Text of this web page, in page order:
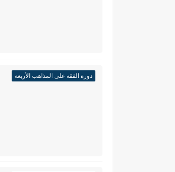
دورة الفقه على المذاهب الأربعة